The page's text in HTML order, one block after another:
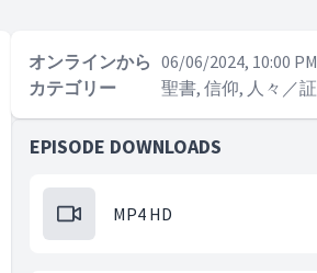
オンラインから 06/06/2024, 10:00 PM
カテゴリー
聖書, 信仰, 人々／証
EPISODE DOWNLOADS
MP4 HD